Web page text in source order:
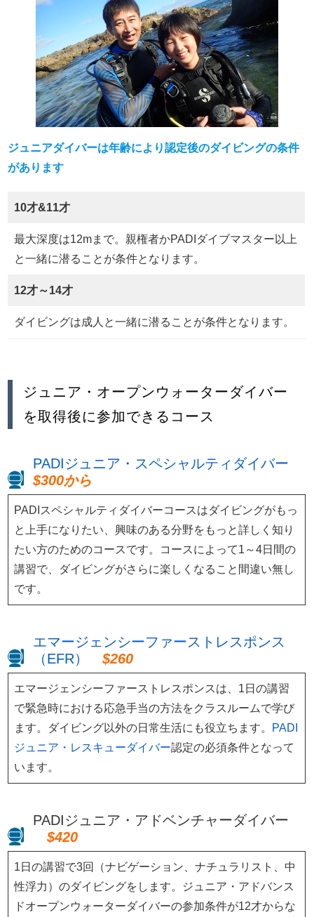
ジュニアダイバーは年齢により認定後のダイビングの条件
があります
10才&11才
最大深度は12mまで。親権者かPADIダイブマスター以上
と一緒に潜ることが条件となります。
12才～14才
ダイビングは成人と一緒に潜ることが条件となります。
ジュニア・オープンウォーターダイバー
を取得後に参加できるコース
PADIジュニア・スペシャルティダイバー
$300から
PADIスペシャルティダイバーコースはダイビングがもっ
と上手になりたい、興味のある分野をもっと詳しく知り
たい方のためのコースです。コースによって1～4日間の
講習で、ダイビングがさらに楽しくなること間違い無し
です。
エマージェンシーファーストレスポンス
（EFR）
$260
エマージェンシーファーストレスポンスは、1日の講習
で緊急時における応急手当の方法をクラスルームで学び
ます。ダイビング以外の日常生活にも役立ちます。
PADI
ジュニア・レスキューダイバー認定の必須条件となって
います。
PADIジュニア・アドベンチャーダイバー
$420
1日の講習で3回（ナビゲーション、ナチュラリスト、中
性浮力）のダイビングをします。ジュニア・アドバンス
ドオープンウォーターダイバーの参加条件が12才からな